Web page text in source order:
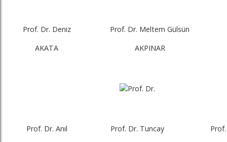
Prof. Dr. Deniz
AKATA
Prof. Dr. Meltem Gülsün
AKPINAR
Prof. Dr. Anıl
Prof. Dr. Tuncay